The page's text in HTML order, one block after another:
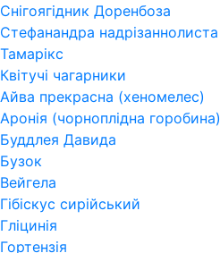
Снігоягідник Доренбоза
Стефанандра надрізаннолиста
Тамарікс
Квітучі чагарники
Айва прекрасна (хеномелес)
Аронія (чорноплідна горобина)
Буддлея Давида
Бузок
Вейгела
Гібіскус сирійський
Гліцинія
Гортензія